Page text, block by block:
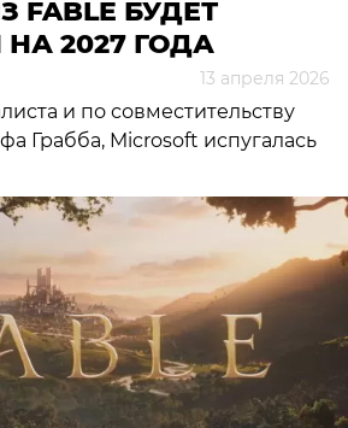
FABLE БУДЕТ
2027 ГОДА
13 апреля 2026
и по совместительству
Грабба, Microsoft испугалась